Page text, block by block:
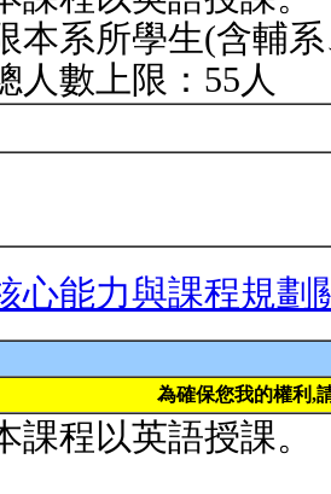
本系所學生(含輔
人數上限：55人
心能力與課程規劃
為確保您我的權利,
課程以英語授課。